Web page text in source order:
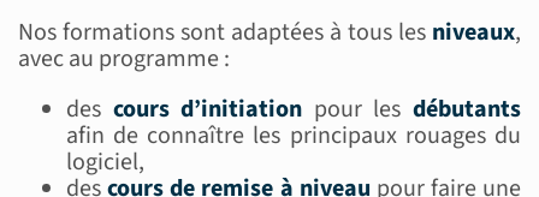
Nos formations sont adaptées à tous les niveaux,
avec au programme :
des cours d’initiation pour lesdébutants
afin de connaître les principaux rouages du
logiciel,
descours de remise à niveau pour faire une